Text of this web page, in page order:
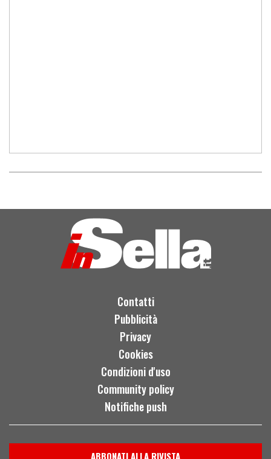
Contatti
Pubblicità
Privacy
Cookies
Condizioni d'uso
Community policy
Notifiche push
ABBONATI ALLA RIVISTA